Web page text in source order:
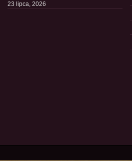
23 lipca, 2026